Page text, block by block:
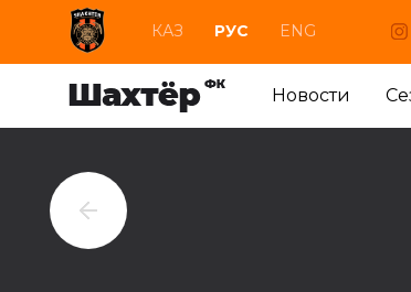
КАЗ РУС ENG
Новости